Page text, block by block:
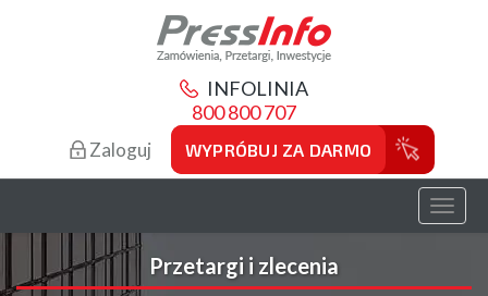
INFOLINIA
800 800 707
Zaloguj WYPRÓBUJ ZA DARMO
Toggle
Przetargi i zlecenia